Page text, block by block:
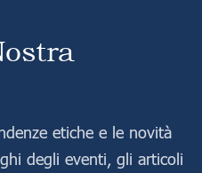
etiche e le novità
degli eventi, gli articoli